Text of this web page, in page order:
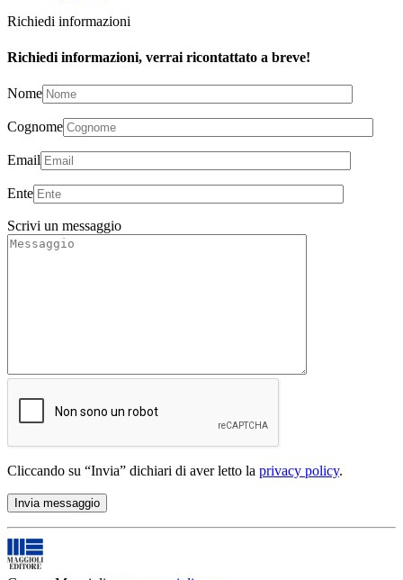
Richiedi informazioni
Richiedi informazioni, verrai ricontattato a breve!
Nome
Cognome
Email
Ente
Scrivi un messaggio
Cliccando su “Invia” dichiari di aver letto la privacy policy.